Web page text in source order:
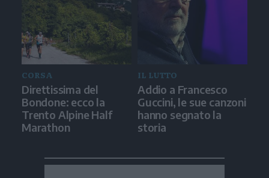
CORSA
Direttissima del
Bondone: ecco la
Trento Alpine Half
Marathon
IL LUTTO
Addio a Francesco
Guccini, le sue canzoni
hanno segnato la
storia